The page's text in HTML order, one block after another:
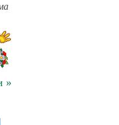
»